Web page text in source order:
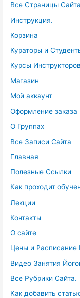
Все Страницы Сайта
Инструкция.
Корзина
Кураторы и
Курсы
Магазин
Мой аккаунт
Оформление заказа
О Группах
Все Записи Сайта
Главная
Полезные Ссылки
Как проходит
Лекции
Контакты
О сайте
Цены и Расписание
Видео Занятия
Все Рубрики Сайта.
Как добавить